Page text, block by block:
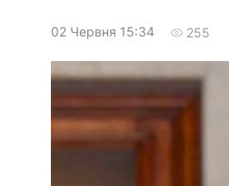
02 Червня 15:34 255